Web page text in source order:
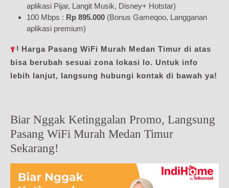
aplikasi Pijar, Langit Musik, Disney+ Hotstar)
100 Mbps : Rp 895.000 (Bonus Gameqoo, Langganan
aplikasi premium)
Harga Pasang WiFi Murah Medan Timur di atas
bisa berubah sesuai zona lokasi lo. Untuk info
lebih lanjut, langsung hubungi kontak di bawah ya!
Biar Nggak Ketinggalan Promo, Langsung
Pasang WiFi Murah Medan Timur
Sekarang!